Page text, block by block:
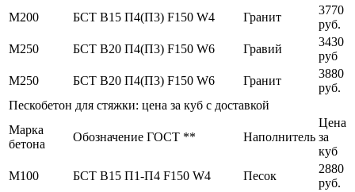
М200
БСТ В15 П4(П3) F150 W4 Гранит
3770
руб.
М250
БСТ В20 П4(П3) F150 W6 Гравий
3430
руб
М250
БСТ В20 П4(П3) F150 W6 Гранит
3880
руб.
Пескобетон для стяжки: цена за куб с доставкой
Марка
бетона
Обозначение ГОСТ ** Наполнитель
Цена
за
куб
М100
БСТ В15 П1-П4 F150 W4 Песок
2880
руб.